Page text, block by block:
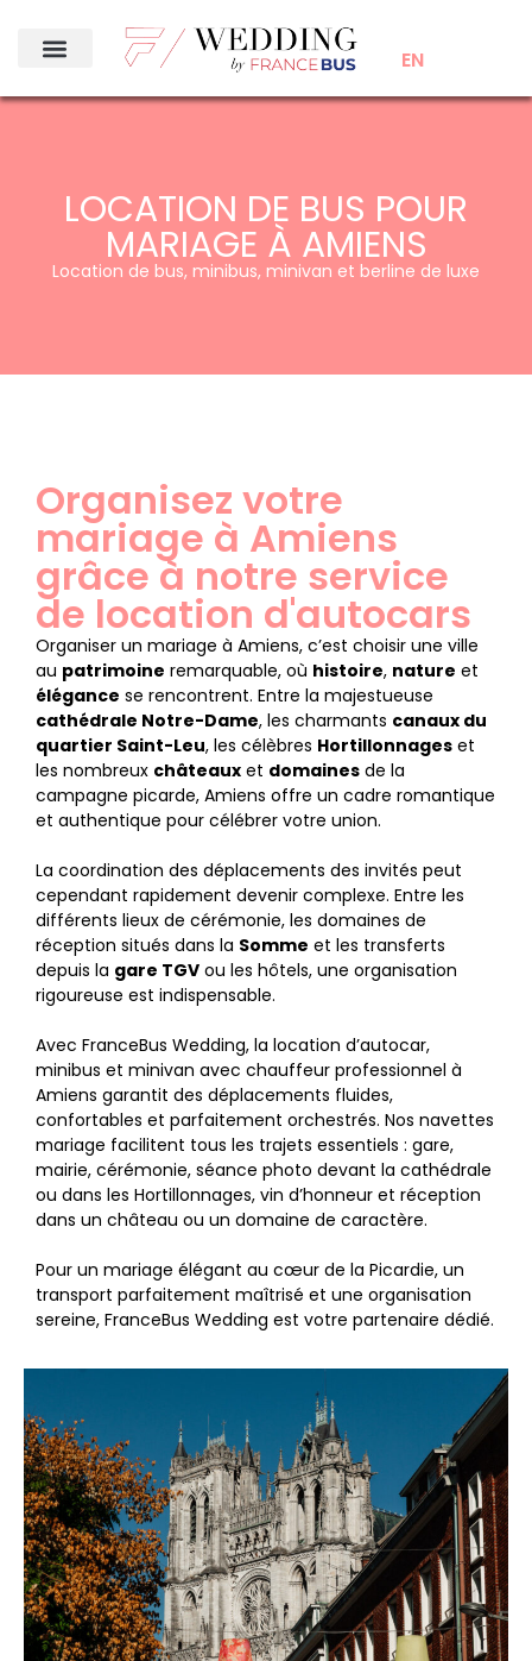
EN
LOCATION DE BUS POUR
MARIAGE À AMIENS
Location de bus, minibus, minivan et berline de luxe
Organisez votre
mariage à Amiens
grâce à notre service
de location d'autocars
Organiser un mariage à Amiens, c’est choisir une ville
au patrimoine remarquable, où histoire, nature et
élégance se rencontrent. Entre la majestueuse
cathédrale Notre-Dame, les charmants canaux du
quartier Saint-Leu, les célèbres Hortillonnages et
les nombreux châteaux et domaines de la
campagne picarde, Amiens offre un cadre romantique
et authentique pour célébrer votre union.
La coordination des déplacements des invités peut
cependant rapidement devenir complexe. Entre les
différents lieux de cérémonie, les domaines de
réception situés dans la Somme et les transferts
depuis la gare TGV ou les hôtels, une organisation
rigoureuse est indispensable.
Avec FranceBus Wedding, la location d’autocar,
minibus et minivan avec chauffeur professionnel à
Amiens garantit des déplacements fluides,
confortables et parfaitement orchestrés. Nos navettes
mariage facilitent tous les trajets essentiels : gare,
mairie, cérémonie, séance photo devant la cathédrale
ou dans les Hortillonnages, vin d’honneur et réception
dans un château ou un domaine de caractère.
Pour un mariage élégant au cœur de la Picardie, un
transport parfaitement maîtrisé et une organisation
sereine, FranceBus Wedding est votre partenaire dédié.